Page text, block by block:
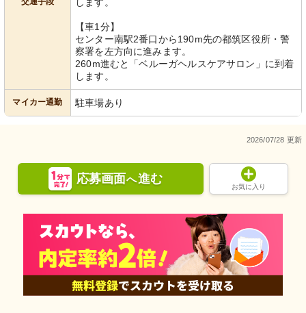
します。
【車1分】
センター南駅2番口から190m先の都筑区役所・警
察署を左方向に進みます。
260m進むと「ベルーガヘルスケアサロン」に到着
します。
マイカー通勤 駐車場あり
2026/07/28 更新
応募画面へ進む
お気に入り